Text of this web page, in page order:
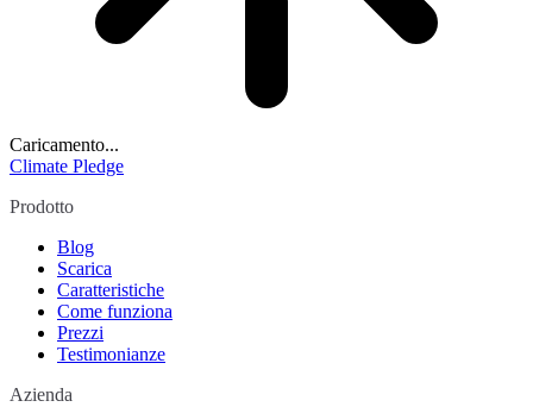
Caricamento...
Climate Pledge
Prodotto
Blog
Scarica
Caratteristiche
Come funziona
Prezzi
Testimonianze
Azienda